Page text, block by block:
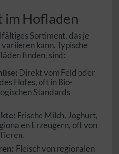
im Hofladen
Sortiment, das je
variieren kann. Typische
finden, sind:
Direkt vom Feld oder
Hofes, oft in Bio-
Standards
Frische Milch, Joghurt,
Erzeugern, oft von
Fleisch von regionalen